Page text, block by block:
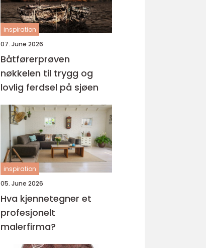
inspiration
07. June 2026
Båtførerprøven
nøkkelen til trygg og
lovlig ferdsel på sjøen
inspiration
05. June 2026
Hva kjennetegner et
profesjonelt
malerfirma?